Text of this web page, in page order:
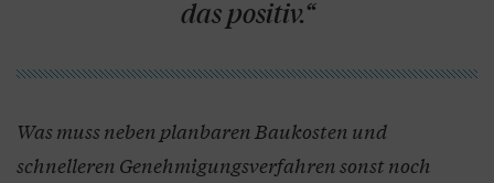
das positiv.“
Was muss neben planbaren Baukosten und
schnelleren Genehmigungsverfahren sonst noch